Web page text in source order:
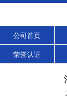
公司首页
荣誉认证